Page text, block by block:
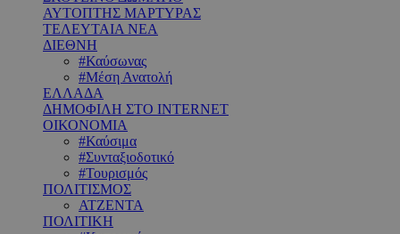
ΑΥΤΟΠΤΗΣ ΜΑΡΤΥΡΑΣ
ΤΕΛΕΥΤΑΙΑ ΝΕΑ
ΔΙΕΘΝΗ
#Καύσωνας
#Μέση Ανατολή
ΕΛΛΑΔΑ
ΔΗΜΟΦΙΛΗ ΣΤΟ INTERNET
ΟΙΚΟΝΟΜΙΑ
#Καύσιμα
#Συνταξιοδοτικό
#Τουρισμός
ΠΟΛΙΤΙΣΜΟΣ
ΑΤΖΕΝΤΑ
ΠΟΛΙΤΙΚΗ